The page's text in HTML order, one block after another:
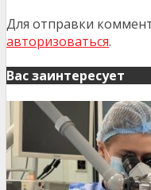
Для отправки
авторизоваться.
Вас заинтересует